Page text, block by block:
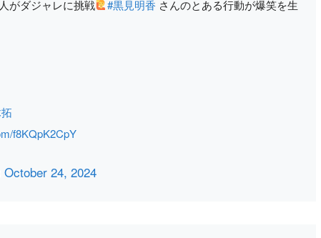
がダジャレに挑戦
#黒見明香 さんのとある行動が爆笑を生
f8KQpK2CpY
October 24, 2024